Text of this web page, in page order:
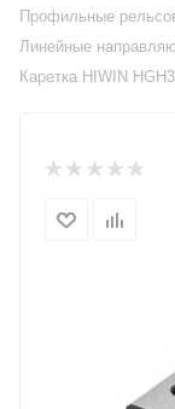
Профильные
Линейные
Каретка HIWIN